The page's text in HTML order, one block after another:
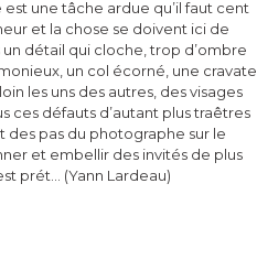
une tâche ardue qu’il faut cent
et la chose se doivent ici de
détail qui cloche, trop d’ombre
un col écorné, une cravate
les uns des autres, des visages
ces défauts d’autant plus traêtres
des pas du photographe sur le
et embellir des invités de plus
prét… (Yann Lardeau)